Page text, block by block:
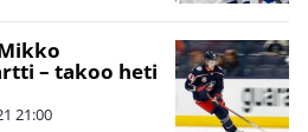
– takoo heti
21:00